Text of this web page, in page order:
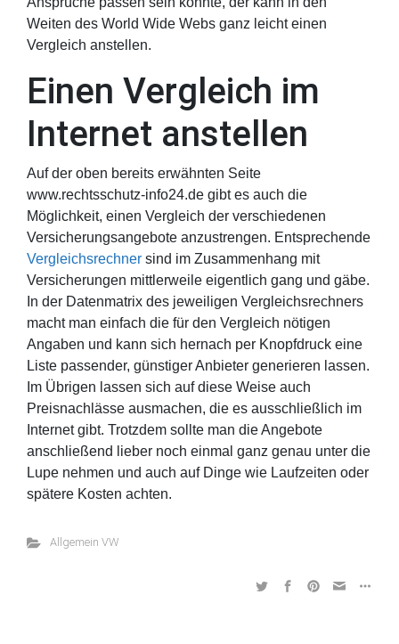
Weiten des World Wide Webs ganz leicht einen
Vergleich anstellen.
Einen Vergleich im
Internet anstellen
Auf der oben bereits erwähnten Seite
www.rechtsschutz-info24.de gibt es auch die
Möglichkeit, einen Vergleich der verschiedenen
Versicherungsangebote anzustrengen. Entsprechende
Vergleichsrechner sind im Zusammenhang mit
Versicherungen mittlerweile eigentlich gang und gäbe.
In der Datenmatrix des jeweiligen Vergleichsrechners
macht man einfach die für den Vergleich nötigen
Angaben und kann sich hernach per Knopfdruck eine
Liste passender, günstiger Anbieter generieren lassen.
Im Übrigen lassen sich auf diese Weise auch
Preisnachlässe ausmachen, die es ausschließlich im
Internet gibt. Trotzdem sollte man die Angebote
anschließend lieber noch einmal ganz genau unter die
Lupe nehmen und auch auf Dinge wie Laufzeiten oder
spätere Kosten achten.
Allgemein VW